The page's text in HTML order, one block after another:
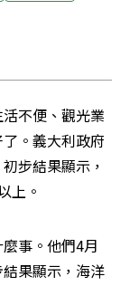
不便、觀光業
。義大利政府
步結果顯示，
上。
事。他們4月
果顯示，海洋